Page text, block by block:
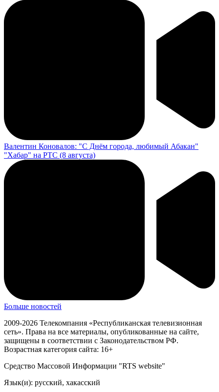
Валентин Коновалов: "С Днём города, любимый Абакан"
"Хабар" на РТС (8 августа)
Больше новостей
2009-2026 Телекомпания «Республиканская телевизионная
сеть». Права на все материалы, опубликованные на сайте,
защищены в соответствии с Законодательством РФ.
Возрастная категория сайта: 16+
Средство Массовой Информации "RTS website"
Язык(и): русский, хакасский